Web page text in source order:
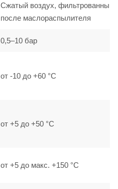
Сжатый воздух, фильтрованный,
после маслораспылителя
0,5–10 бар
от -10 до +60 °C
от +5 до +50 °C
от +5 до макс. +150 °C